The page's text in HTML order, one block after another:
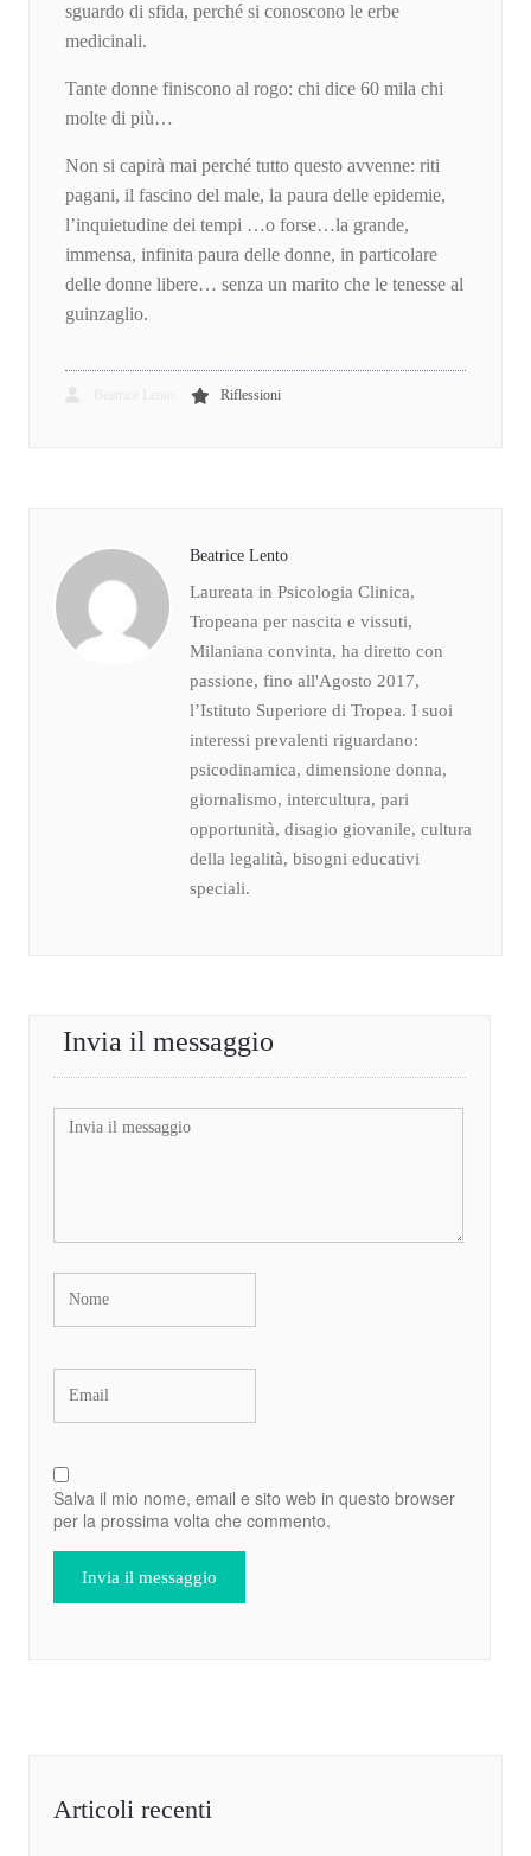
sguardo di sfida, perché si conoscono le erbe
medicinali.
Tante donne finiscono al rogo: chi dice 60 mila chi
molte di più…
Non si capirà mai perché tutto questo avvenne: riti
pagani, il fascino del male, la paura delle epidemie,
l’inquietudine dei tempi …o forse…la grande,
immensa, infinita paura delle donne, in particolare
delle donne libere… senza un marito che le tenesse al
guinzaglio.
Riflessioni
Beatrice Lento
Laureata in Psicologia Clinica,
Tropeana per nascita e vissuti,
Milaniana convinta, ha diretto con
passione, fino all'Agosto 2017,
l’Istituto Superiore di Tropea. I suoi
interessi prevalenti riguardano:
psicodinamica, dimensione donna,
giornalismo, intercultura, pari
opportunità, disagio giovanile, cultura
della legalità, bisogni educativi
speciali.
Invia il messaggio
Salva il mio nome, email e sito web in questo browser
per la prossima volta che commento.
Articoli recenti